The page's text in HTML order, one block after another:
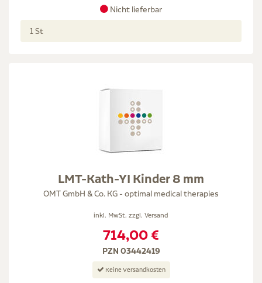
Nicht lieferbar
1 St
LMT-Kath-YI Kinder 8 mm
OMT GmbH & Co. KG - optimal medical therapies
inkl. MwSt. zzgl. Versand
714,00 €
PZN 03442419
Keine Versandkosten